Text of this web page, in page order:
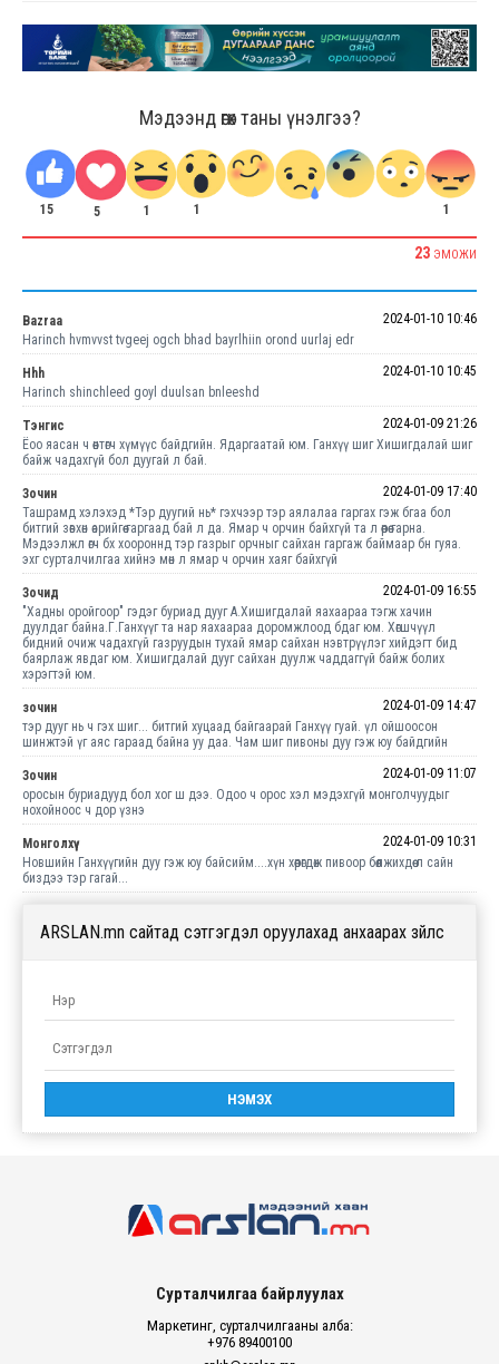
Мэдээнд өгөх таны үнэлгээ?
15 5 1 1 1
23 ЭМОЖИ
Bazraa
2024-01-10 10:46
Harinch hvmvvst tvgeej ogch bhad bayrlhiin orond uurlaj edr
Hhh
2024-01-10 10:45
Harinch shinchleed goyl duulsan bnleeshd
Тэнгис
2024-01-09 21:26
Ёоо яасан ч өөнтөгч хүмүүс байдгийн. Ядаргаатай юм. Ганхүү шиг Хишигдалай шиг
байж чадахгүй бол дуугай л бай.
Зочин
2024-01-09 17:40
Ташрамд хэлэхэд *Тэр дуугий нь* гэхчээр тэр аялалаа гаргах гэж бгаа бол
битгий зөвхөн өарийгөө гаргаад бай л да. Ямар ч орчин байхгүй та л өөрөө гарна.
Мэдээлжл өгч бх хоороннд тэр газрыг орчныг сайхан гаргаж баймаар бн гуяа.
эхг сурталчилгаа хийнэ мөн л ямар ч орчин хаяг байхгүй
Зочид
2024-01-09 16:55
"Хадны оройгоор" гэдэг буриад дууг А.Хишигдалай яахаараа тэгж хачин
дуулдаг байна.Г.Ганхүүг та нар яахаараа доромжлоод бдаг юм. Хөгшчүүл
бидний очиж чадахгүй газруудын тухай ямар сайхан нэвтрүүлэг хийдэгт бид
баярлаж явдаг юм. Хишигдалай дууг сайхан дуулж чаддаггүй байж болих
хэрэгтэй юм.
зочин
2024-01-09 14:47
тэр дууг нь ч гэх шиг... битгий хуцаад байгаарай Ганхүү гуай. үл ойшоосон
шинжтэй үг аяс гараад байна уу даа. Чам шиг пивоны дуу гэж юу байдгийн
Зочин
2024-01-09 11:07
оросын буриадууд бол хог ш дээ. Одоо ч орос хэл мэдэхгүй монголчуудыг
нохойноос ч дор үзнэ
Монголхүү
2024-01-09 10:31
Новшийн Ганхүүгийн дуу гэж юу байсийм....хүн хөөрөгдөж пивоор бөөлжихдөө л сайн
биздээ тэр гагай...
ARSLAN.mn сайтад сэтгэгдэл оруулахад анхаарах зүйлс
Сурталчилгаа байрлуулах
Маркетинг, сурталчилгааны алба:
+976 89400100